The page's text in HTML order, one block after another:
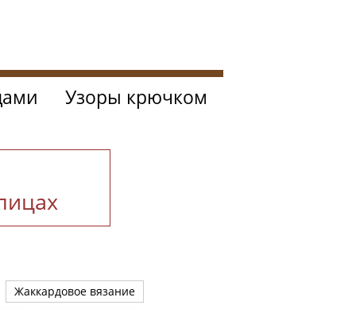
Жаккардовое вязание
Узоры крючком